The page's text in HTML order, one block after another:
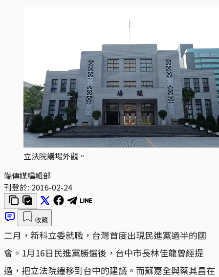
立法院議場外觀。
端傳媒編輯部
刊登於: 2016-02-24
收藏
二月，新科立委就職，台灣首度出現民進黨過半的國
會。1月16日民進黨勝選後，台中市長林佳龍曾經提
過，把立法院遷移到台中的建議。而蘇嘉全與蔡其昌在